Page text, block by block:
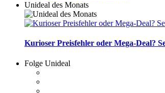
Unideal des Monats
Kurioser Preisfehler oder Mega-Deal?
Folge Unideal